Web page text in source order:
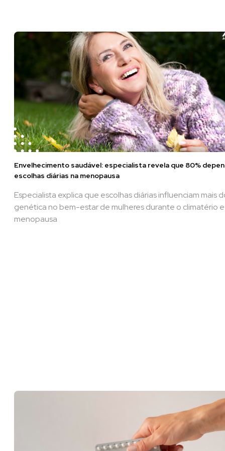
Envelhecimento saudável: especialista revela que 80%
escolhas diárias na menopausa
Especialista explica que escolhas diárias influenciam mais
genética no bem-estar de mulheres durante o climatério
menopausa